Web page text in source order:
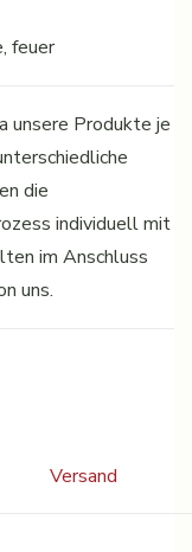
, feuer
unsere Produkte je
die
individuell mit
im Anschluss
uns.
Versand